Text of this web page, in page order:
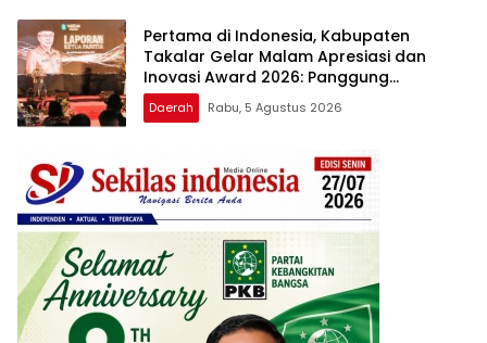
Pertama di Indonesia, Kabupaten
Takalar Gelar Malam Apresiasi dan
Inovasi Award 2026: Panggung
Penghargaan bagi Pelayan Publik
Berprestasi
Daerah Rabu, 5 Agustus 2026